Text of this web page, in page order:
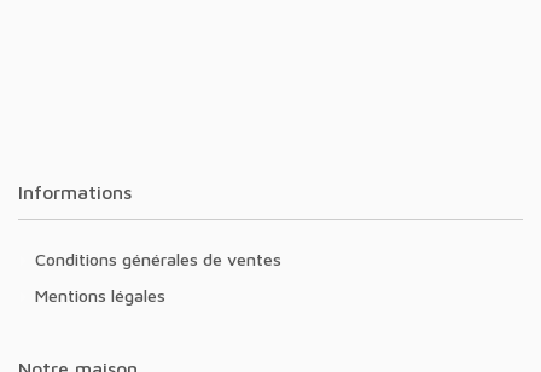
Informations
Conditions générales de ventes
Mentions légales